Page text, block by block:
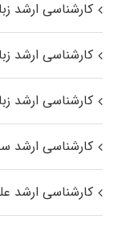
کارشناسی ارشد
کارشناسی ارشد
کارشناسی ارشد
کارشناسی ارشد
کارشناسی ارشد